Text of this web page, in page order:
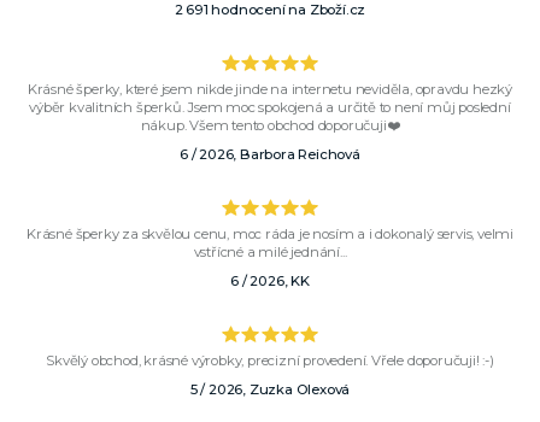
2 691 hodnocení na Zboží.cz
Krásné šperky, které jsem nikde jinde na internetu neviděla, opravdu hezký
výběr kvalitních šperků. Jsem moc spokojená a určitě to není můj poslední
nákup. Všem tento obchod doporučuji❤️
6 / 2026, Barbora Reichová
Krásné šperky za skvělou cenu, moc ráda je nosím a i dokonalý servis, velmi
vstřícné a milé jednání...
6 / 2026, KK
Skvělý obchod, krásné výrobky, precizní provedení. Vřele doporučuji! :-)
5 / 2026, Zuzka Olexová